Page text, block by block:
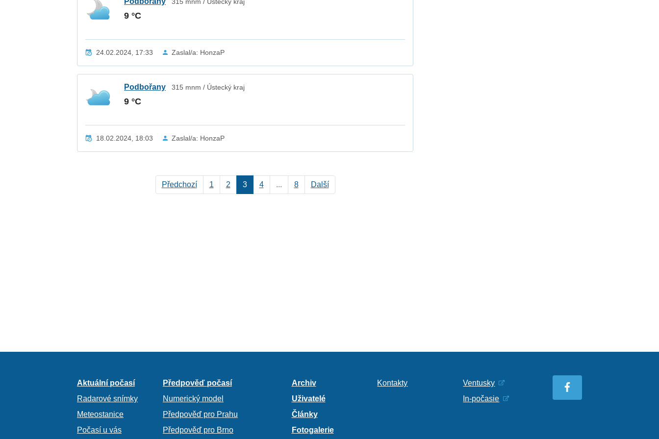
9 °C
24.02.2024, 17:33 Zaslal/a: HonzaP
Podbořany 315 mnm / Ústecký kraj
9 °C
18.02.2024, 18:03 Zaslal/a: HonzaP
Předchozí 1 2 3 4 ... 8 Další
Aktuální počasí
Radarové snímky
Meteostanice
Počasí u vás
Předpověď počasí
Numerický model
Předpověď pro Prahu
Předpověď pro Brno
Archiv
Uživatelé
Články
Fotogalerie
Kontakty
Ventusky
In-počasie